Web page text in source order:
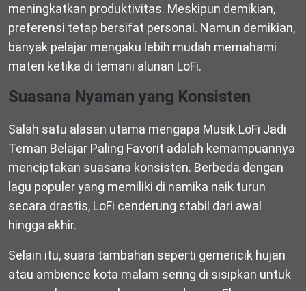
meningkatkan produktivitas. Meskipun demikian,
preferensi tetap bersifat personal. Namun demikian,
banyak pelajar mengaku lebih mudah memahami
materi ketika di temani alunan LoFi.
Suasana Nyaman yang Konsisten
Salah satu alasan utama mengapa Musik LoFi Jadi
Teman Belajar Paling Favorit adalah kemampuannya
menciptakan suasana konsisten. Berbeda dengan
lagu populer yang memiliki di namika naik turun
secara drastis, LoFi cenderung stabil dari awal
hingga akhir.
Selain itu, suara tambahan seperti gemericik hujan
atau ambience kota malam sering di sisipkan untuk